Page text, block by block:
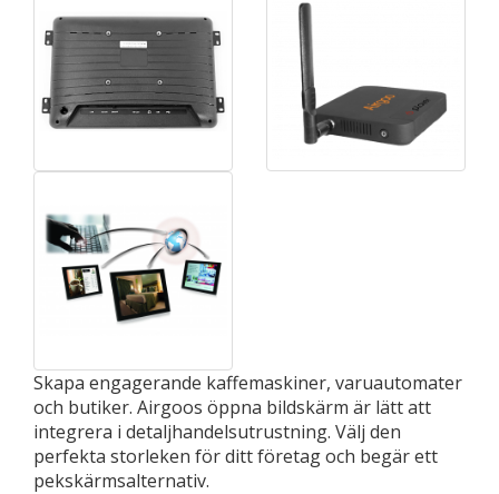
Skapa engagerande kaffemaskiner, varuautomater
och butiker. Airgoos öppna bildskärm är lätt att
integrera i detaljhandelsutrustning. Välj den
perfekta storleken för ditt företag och begär ett
pekskärmsalternativ.